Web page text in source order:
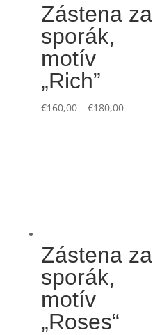
Zástena za
sporák,
motív
„Rich”
€160,00– €180,00
Zástena za
sporák,
motív
„Roses“